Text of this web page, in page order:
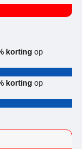
korting op
korting op